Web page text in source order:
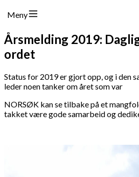
Meny
Årsmelding 2019:
ordet
Status for 2019 er gjort opp, og i den
leder noen tanker om året som var
NORSØK kan se tilbake på et
takket være gode samarbeid og